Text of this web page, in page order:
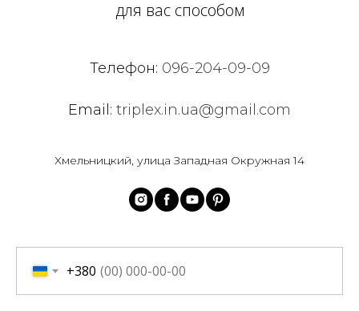
для вас способом
Телефон: 096-204-09-09
Email: triplex.in.ua@gmail.com
Хмельницкий, улица Западная Окружная 14
+380